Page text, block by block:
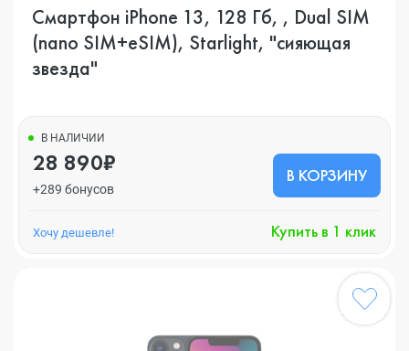
Смартфон iPhone 13, 128 Гб, , Dual SIM
(nano SIM+eSIM), Starlight, "сияющая
звезда"
В НАЛИЧИИ
28 890₽
+289 бонусов
В КОРЗИНУ
Хочу дешевле! Купить в 1 клик